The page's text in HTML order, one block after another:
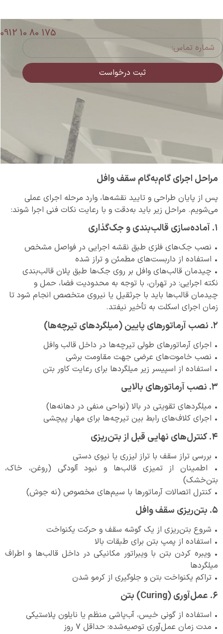
0912 10 80 175
ثبت درخواست
مراحل اجرای گام‌به‌گام سقف وافل
پس از پایان طراحی و تایید نقشه‌ها، وارد مرحله اجرای عملی
می‌شویم. مراحل زیر باید به‌دقت و با رعایت نکات فنی اجرا شوند:
۱. آماده‌سازی قالب‌بندی و جک‌گذاری
• نصب جک‌های فلزی طبق نقشه اجرایی در فواصل مشخص
• استفاده از داربست‌های مطمئن و تراز شده
• چیدمان قالب‌های وافل بر روی جک‌ها طبق پلان قالب‌بندی
نکته اجرایی: در تهران، با توجه به محدودیت فضا، حمل و
چیدمان قالب‌ها باید با جرثقیل یا نیروی متخصص انجام شود تا
زمان اجرای اسکلت به تأخیر نیفتد.
۲. نصب آرماتورهای پایین (میلگردهای تیرچه‌ها)
• اجرای آرماتورهای طولی تیرچه‌ها در داخل قالب وافل
• نصب خاموت‌های عرضی جهت مقاومت برشی
• استفاده از اسپیسر زیر میلگردها برای رعایت کاور بتن
۳. نصب آرماتورهای بالایی
• میلگردهای تقویتی در بالا (نواحی منفی در دهانه‌ها)
• اجرای کلاف‌های رابط بین تیرچه‌ها برای مهار پیچشی
۴. کنترل‌های نهایی قبل از بتن‌ریزی
• بررسی تراز سقف با تراز لیزری یا نیوی دستی
• اطمینان از تمیزی قالب‌ها و نبود آلودگی (روغن، خاک،
بتن‌خشک)
• کنترل اتصالات آرماتورها با سیم‌های مخصوص (نه جوش)
۵. بتن‌ریزی سقف وافل
• شروع بتن‌ریزی از یک گوشه سقف و حرکت یکنواخت
• استفاده از پمپ بتن برای طبقات بالا
• ویبره کردن بتن با ویبراتور مکانیکی در داخل قالب‌ها و اطراف
میلگردها
• تراکم یکنواخت بتن و جلوگیری از کرمو شدن
۶. عمل‌آوری (Curing) بتن
• استفاده از گونی خیس، آب‌پاشی منظم یا نایلون پلاستیکی
• مدت زمان عمل‌آوری توصیه‌شده: حداقل ۷ روز